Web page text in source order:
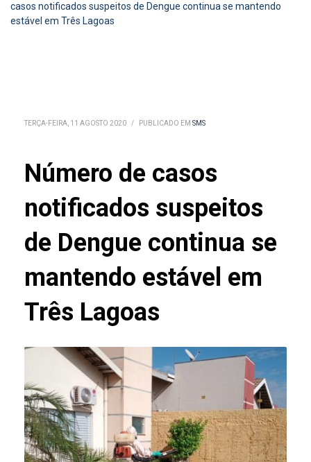
casos notificados suspeitos de Dengue continua se mantendo
estável em Três Lagoas
TERÇA-FEIRA, 11 AGOSTO 2020 / PUBLICADO EM SMS
Número de casos
notificados suspeitos
de Dengue continua se
mantendo estável em
Três Lagoas